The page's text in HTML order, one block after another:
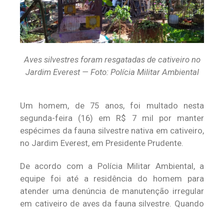
Aves silvestres foram resgatadas de cativeiro no
Jardim Everest — Foto: Polícia Militar Ambiental
Um homem, de 75 anos, foi multado nesta
segunda-feira (16) em R$ 7 mil por manter
espécimes da fauna silvestre nativa em cativeiro,
no Jardim Everest, em Presidente Prudente.
De acordo com a Polícia Militar Ambiental, a
equipe foi até a residência do homem para
atender uma denúncia de manutenção irregular
em cativeiro de aves da fauna silvestre. Quando